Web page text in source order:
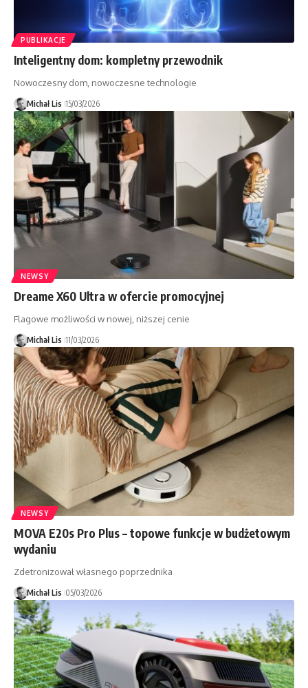
PUBLIKACJE
Inteligentny dom: kompletny przewodnik
Nowoczesny dom, nowoczesne technologie
Michał Lis 15/03/2026
NEWSY
Dreame X60 Ultra w ofercie promocyjnej
Flagowe możliwości w nowej, niższej cenie
Michał Lis 11/03/2026
NEWSY
MOVA E20s Pro Plus – topowe funkcje w budżetowym
wydaniu
Zdetronizował własnego poprzednika
Michał Lis 05/03/2026